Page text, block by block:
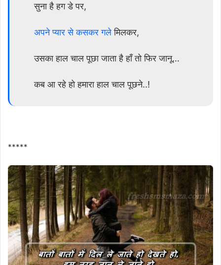
सुना है हग डे पर,
अपने प्यार से कसकर गलेमिलकर,
उसका हाल चाल पूछा जाता है हाँ तो फिर जानू…
कब आ रहे हो हमारा हाल चाल पूछने..!
*****